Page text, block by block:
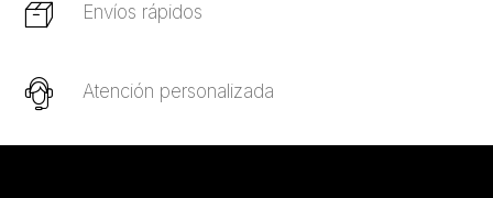
Envíos rápidos
Atención personalizada